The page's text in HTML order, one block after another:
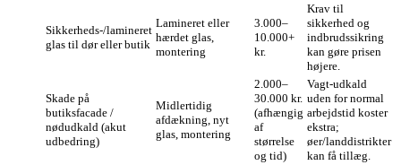
Sikkerheds-/lamineret
glas til dør eller butik
Lamineret eller
hærdet glas,
montering
3.000–
10.000+
kr.
Krav til
sikkerhed og
indbrudssikring
kan gøre prisen
højere.
Skade på
butiksfacade /
nødudkald (akut
udbedring)
Mid­ler­tidig
afdækning, nyt
glas, montering
2.000–
30.000 kr.
(afhængig
af
størrelse
og tid)
Vagt-udkald
uden for normal
arbejdstid koster
ekstra;
øer/landdistrikter
kan få tillæg.